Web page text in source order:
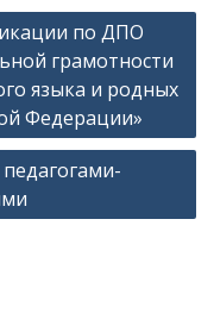
по ДПО
грамотности
языка и родных
Федерации»